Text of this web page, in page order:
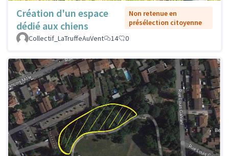
Création d'un espace
dédié aux chiens
Non retenue en
présélection citoyenne
Collectif_LaTruffeAuVent
14 0